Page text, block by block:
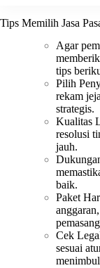
Tips Memilih Jasa
Agar
tips
Pilih
rekam
strategis.
Kualitas
resolusi
jauh.
baik.
Paket
Cek
sesuai